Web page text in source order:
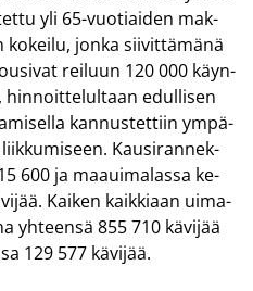
yli 65-​vuotiaiden mak­
jonka sii­vit­tä­mä­nä
rei­luun 120 000 käyn­
hin­noit­te­lul­taan edul­li­sen
kan­nus­tet­tiin ym­pä­
Kausi­ran­nek­
600 ja maa­ui­ma­las­sa ke­
Kai­ken kaik­ki­aan ui­ma­
yh­teen­sä 855 710 kä­vi­jää
129 577 kä­vi­jää.